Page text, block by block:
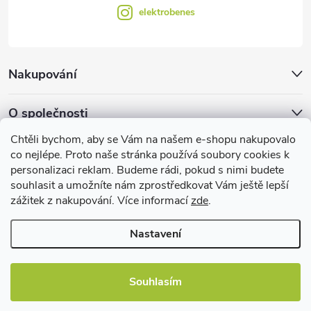
Chtěli bychom, aby se Vám na našem e-shopu nakupovalo
co nejlépe. Proto naše stránka používá soubory cookies k
personalizaci reklam. Budeme rádi, pokud s nimi budete
souhlasit a umožníte nám zprostředkovat Vám ještě lepší
zážitek z nakupování. Více informacízde.
Nastavení
Souhlasím
Nakupování
O společnosti
Facebook
elektrobenes
Užitečné informace